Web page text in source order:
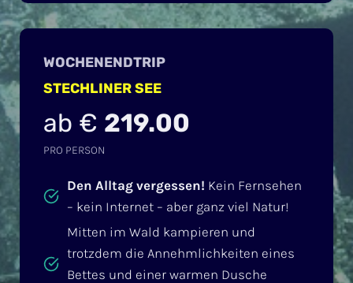
WOCHENENDTRIP
STECHLINER SEE
ab € 219.00
PRO PERSON
Den Alltag vergessen! Kein Fernsehen
– kein Internet – aber ganz viel Natur!
Mitten im Wald kampieren und
trotzdem die Annehmlichkeiten eines
Bettes und einer warmen Dusche